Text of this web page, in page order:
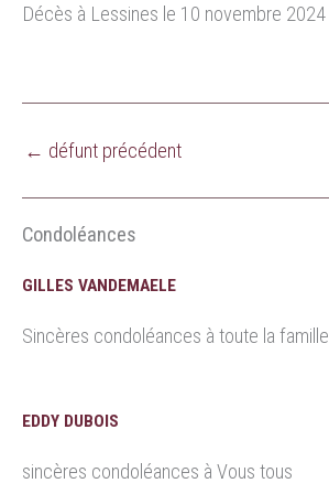
Décès à Lessines le 10 novembre 2024
← défunt précédent
Condoléances
GILLES VANDEMAELE
Sincères condoléances à toute la famille.
EDDY DUBOIS
sincères condoléances à Vous tous